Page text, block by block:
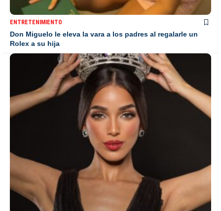
ENTRETENIMIENTO
Don Miguelo le eleva la vara a los padres al regalarle un
Rolex a su hija